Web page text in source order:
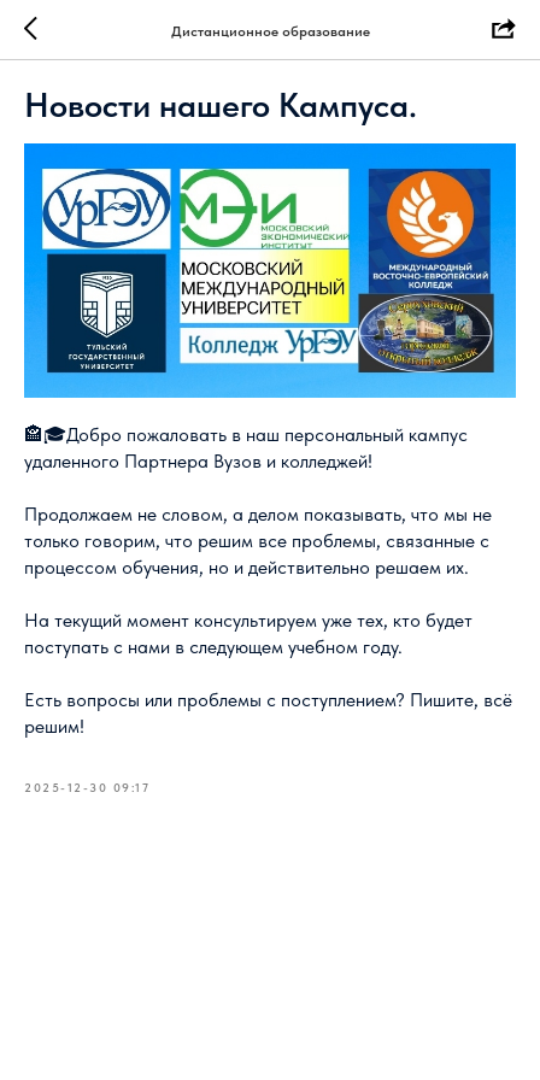
Дистанционное образование
Новости нашего Кампуса.
🏤🎓Добро пожаловать в наш персональный кампус
удаленного Партнера Вузов и колледжей!
Продолжаем не словом, а делом показывать, что мы не
только говорим, что решим все проблемы, связанные с
процессом обучения, но и действительно решаем их.
На текущий момент консультируем уже тех, кто будет
поступать с нами в следующем учебном году.
Есть вопросы или проблемы с поступлением? Пишите, всё
решим!
2025-12-30 09:17